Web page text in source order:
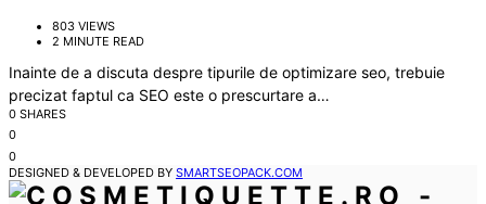
803 VIEWS
2 MINUTE READ
Inainte de a discuta despre tipurile de optimizare seo, trebuie
precizat faptul ca SEO este o prescurtare a…
0 SHARES
0
0
DESIGNED & DEVELOPED BY SMARTSEOPACK.COM